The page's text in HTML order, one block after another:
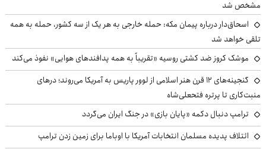
مشخص شد
اسحاق‌دار درباره پیمان مکه: حمله خارجی به هر یک از سه کشور، حمله به همه
تلقی خواهد شد
موشک کروز ضد کشتی روسیه «تقریباً به همه پدافندهای هوایی» نفوذ می‌کند
گنجینه‌های ۱۲ قرن هنر اسلامی از لوور پاریس به آمریکا می‌روند؛ درهای
منبت‌کاری تا پرتره فتحعلی‌شاه
ترامپ دنبال دکمه «پایان بازی» در جنگ ایران می‌گردد
ائتلاف پدیده مسلمان انتخابات آمریکا با اوباما برای زمین زدن ترامپ